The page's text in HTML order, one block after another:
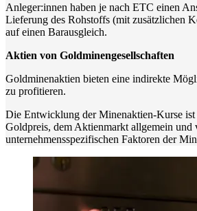
Anleger:innen haben je nach ETC einen
Lieferung des Rohstoffs (mit zusätzlichen
auf einen Barausgleich.
Aktien von Goldminengesellschaften
Goldminenaktien bieten eine indirekte
zu profitieren.
Die Entwicklung der Minenaktien-Kurse ist
Goldpreis, dem Aktienmarkt allgemein und
unternehmensspezifischen Faktoren der